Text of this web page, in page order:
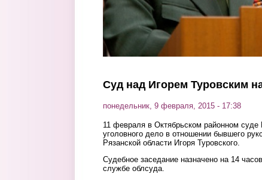
Суд над Игорем Туровским
понедельник, 9 февраля, 2015 - 17:38
11 февраля в Октябрьском районном суде
уголовного дело в отношении бывшего
Рязанской области Игоря Туровского.
Судебное заседание назначено на 14
службе облсуда.